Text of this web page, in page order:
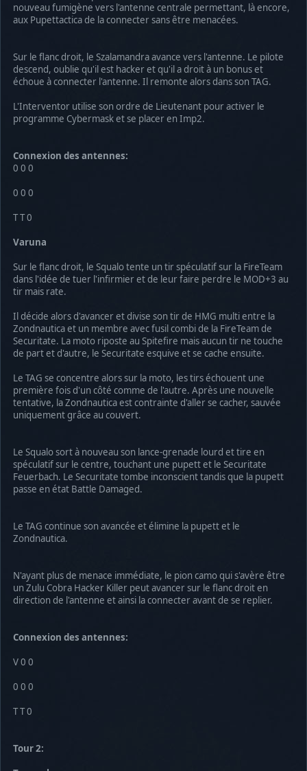
nouveau fumigène vers l'antenne centrale permettant, là encore,
aux Pupettactica de la connecter sans être menacées.
Sur le flanc droit, le Szalamandra avance vers l'antenne. Le pilote
descend, oublie qu'il est hacker et qu'il a droit à un bonus et
échoue à connecter l'antenne. Il remonte alors dans son TAG.
L'Interventor utilise son ordre de Lieutenant pour activer le
programme Cybermask et se placer en Imp2.
Connexion des antennes:
0 0 0
0 0 0
T T 0
Varuna
Sur le flanc droit, le Squalo tente un tir spéculatif sur la FireTeam
dans l'idée de tuer l'infirmier et de leur faire perdre le MOD+3 au
tir mais rate.
Il décide alors d'avancer et divise son tir de HMG multi entre la
Zondnautica et un membre avec fusil combi de la FireTeam de
Securitate. La moto riposte au Spitefire mais aucun tir ne touche
de part et d'autre, le Securitate esquive et se cache ensuite.
Le TAG se concentre alors sur la moto, les tirs échouent une
première fois d'un côté comme de l'autre. Après une nouvelle
tentative, la Zondnautica est contrainte d'aller se cacher, sauvée
uniquement grâce au couvert.
Le Squalo sort à nouveau son lance-grenade lourd et tire en
spéculatif sur le centre, touchant une pupett et le Securitate
Feuerbach. Le Securitate tombe inconscient tandis que la pupett
passe en état Battle Damaged.
Le TAG continue son avancée et élimine la pupett et le
Zondnautica.
N'ayant plus de menace immédiate, le pion camo qui s'avère être
un Zulu Cobra Hacker Killer peut avancer sur le flanc droit en
direction de l'antenne et ainsi la connecter avant de se replier.
Connexion des antennes:
V 0 0
0 0 0
T T 0
Tour 2: